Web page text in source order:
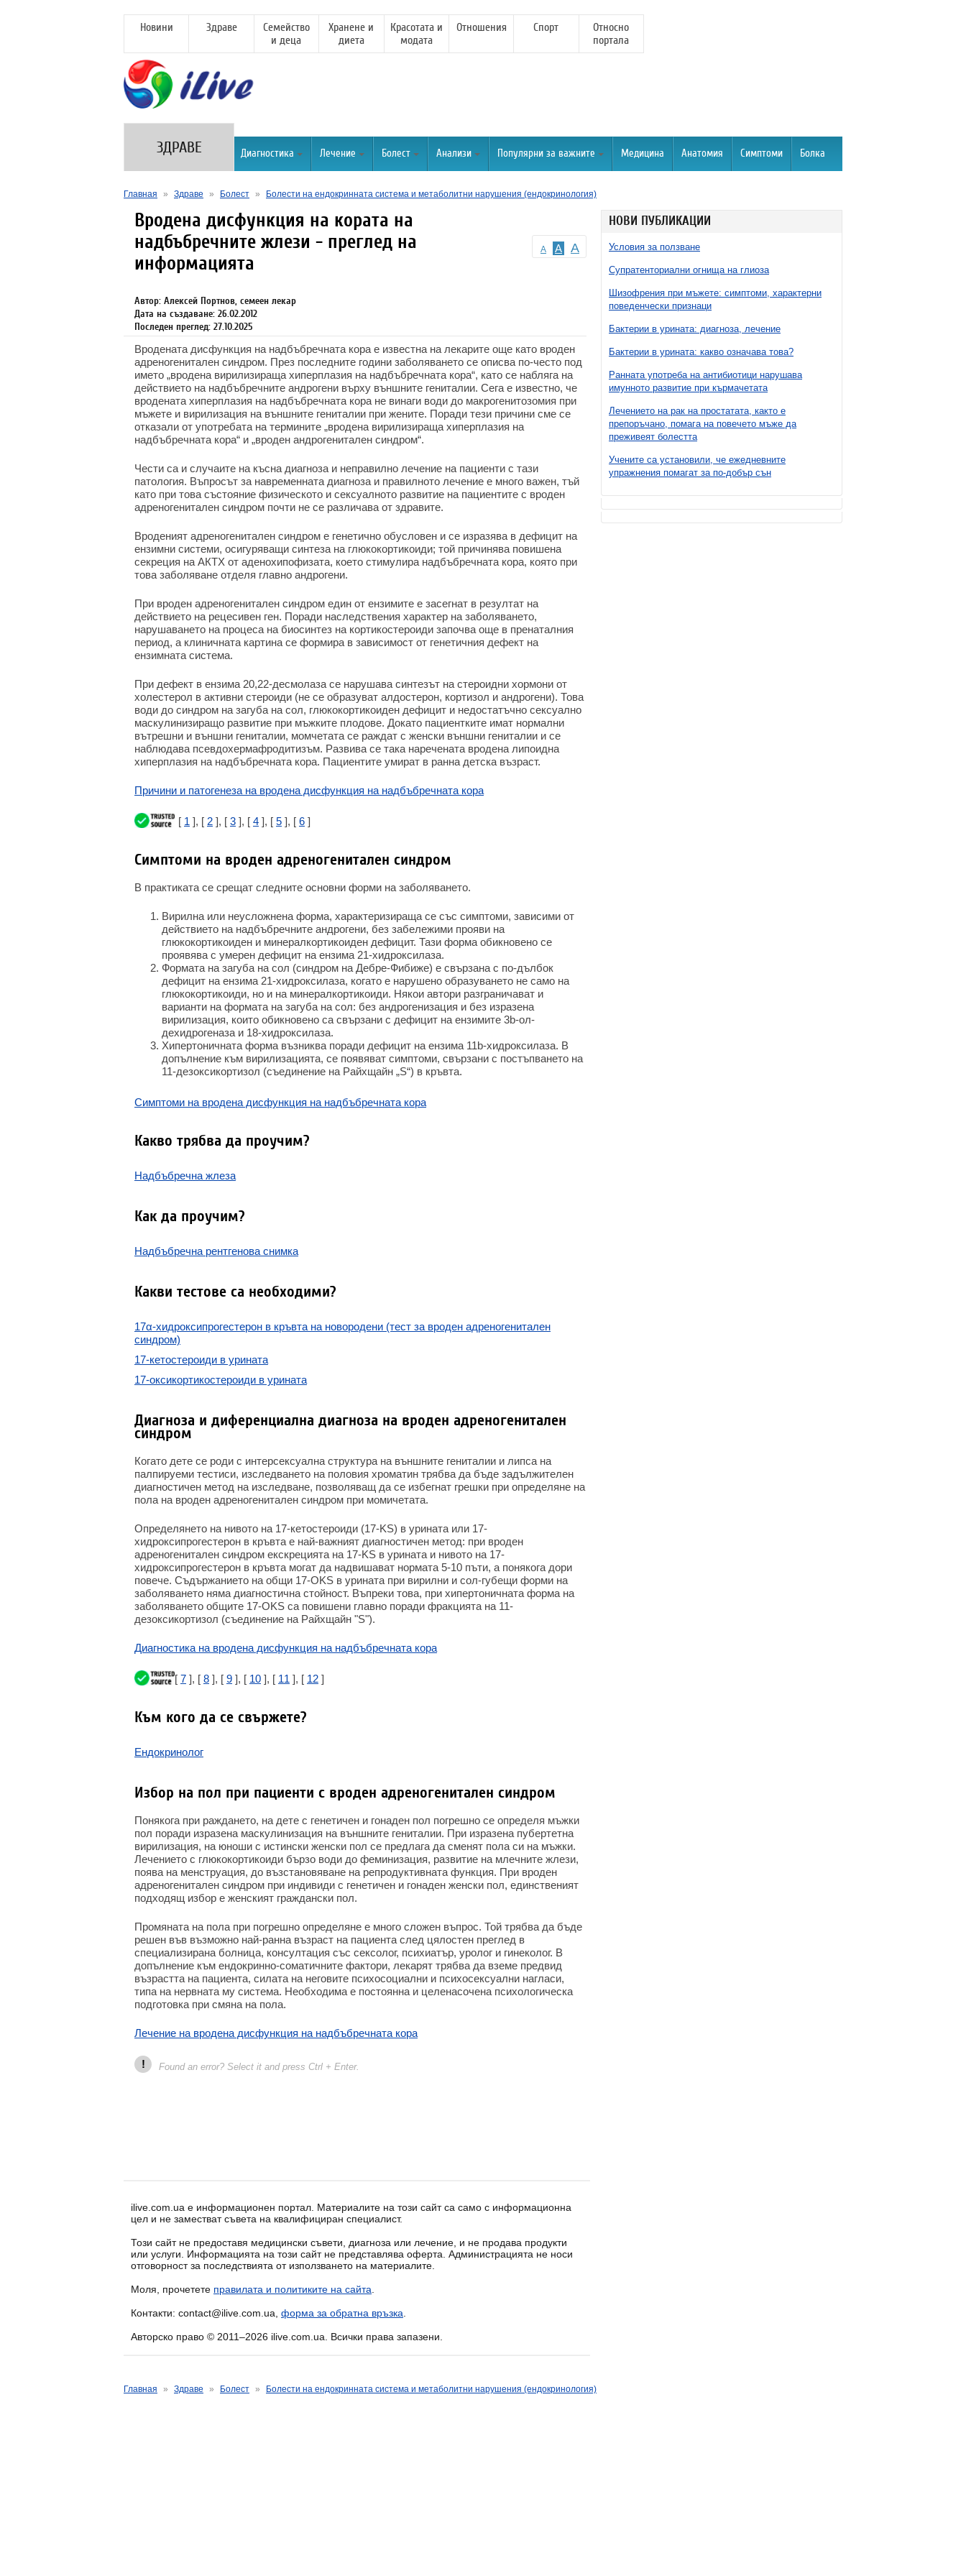
Новини Здраве
Семейство
и деца
Хранене и
диета
Красотата и
модата
Отношения Спорт
Относно
портала
ЗДРАВЕ Диагностика Лечение Болест Анализи Популярни за важните Медицина Анатомия Симптоми Болка
Главная » Здраве » Болест » Болести на ендокринната система и метаболитни нарушения (ендокринология)
НОВИ ПУБЛИКАЦИИ
Условия за ползване
Супратенториални огнища на глиоза
Шизофрения при мъжете: симптоми, характерни
поведенчески признаци
Бактерии в урината: диагноза, лечение
Бактерии в урината: какво означава това?
Ранната употреба на антибиотици нарушава
имунното развитие при кърмачетата
Лечението на рак на простатата, както е
препоръчано, помага на повечето мъже да
преживеят болестта
Учените са установили, че ежедневните
упражнения помагат за по-добър сън
A A A
Вродена дисфункция на кората на
надбъбречните жлези - преглед на
информацията
Автор: Алексей Портнов, семеен лекар
Дата на създаване: 26.02.2012
Последен преглед: 27.10.2025
Вродената дисфункция на надбъбречната кора е известна на лекарите още като вроден
адреногенитален синдром. През последните години заболяването се описва по-често под
името „вродена вирилизираща хиперплазия на надбъбречната кора“, като се набляга на
действието на надбъбречните андрогени върху външните гениталии. Сега е известно, че
вродената хиперплазия на надбъбречната кора не винаги води до макрогенитозомия при
мъжете и вирилизация на външните гениталии при жените. Поради тези причини сме се
отказали от употребата на термините „вродена вирилизираща хиперплазия на
надбъбречната кора“ и „вроден андрогенитален синдром“.
Чести са и случаите на късна диагноза и неправилно лечение на пациенти с тази
патология. Въпросът за навременната диагноза и правилното лечение е много важен, тъй
като при това състояние физическото и сексуалното развитие на пациентите с вроден
адреногенитален синдром почти не се различава от здравите.
Вроденият адреногенитален синдром е генетично обусловен и се изразява в дефицит на
ензимни системи, осигуряващи синтеза на глюкокортикоиди; той причинява повишена
секреция на АКТХ от аденохипофизата, което стимулира надбъбречната кора, която при
това заболяване отделя главно андрогени.
При вроден адреногенитален синдром един от ензимите е засегнат в резултат на
действието на рецесивен ген. Поради наследствения характер на заболяването,
нарушаването на процеса на биосинтез на кортикостероиди започва още в пренаталния
период, а клиничната картина се формира в зависимост от генетичния дефект на
ензимната система.
При дефект в ензима 20,22-десмолаза се нарушава синтезът на стероидни хормони от
холестерол в активни стероиди (не се образуват алдостерон, кортизол и андрогени). Това
води до синдром на загуба на сол, глюкокортикоиден дефицит и недостатъчно сексуално
маскулинизиращо развитие при мъжките плодове. Докато пациентките имат нормални
вътрешни и външни гениталии, момчетата се раждат с женски външни гениталии и се
наблюдава псевдохермафродитизъм. Развива се така наречената вродена липоидна
хиперплазия на надбъбречната кора. Пациентите умират в ранна детска възраст.
Причини и патогенеза на вродена дисфункция на надбъбречната кора
[ 1 ], [ 2 ], [ 3 ], [ 4 ], [ 5 ], [ 6 ]
Симптоми на вроден адреногенитален синдром
В практиката се срещат следните основни форми на заболяването.
Вирилна или неусложнена форма, характеризираща се със симптоми, зависими от
действието на надбъбречните андрогени, без забележими прояви на
глюкокортикоиден и минералкортикоиден дефицит. Тази форма обикновено се
проявява с умерен дефицит на ензима 21-хидроксилаза.
Формата на загуба на сол (синдром на Дебре-Фибиже) е свързана с по-дълбок
дефицит на ензима 21-хидроксилаза, когато е нарушено образуването не само на
глюкокортикоиди, но и на минералкортикоиди. Някои автори разграничават и
варианти на формата на загуба на сол: без андрогенизация и без изразена
вирилизация, които обикновено са свързани с дефицит на ензимите 3b-ол-
дехидрогеназа и 18-хидроксилаза.
Хипертоничната форма възниква поради дефицит на ензима 11b-хидроксилаза. В
допълнение към вирилизацията, се появяват симптоми, свързани с постъпването на
11-дезоксикортизол (съединение на Райхщайн „S“) в кръвта.
Симптоми на вродена дисфункция на надбъбречната кора
Какво трябва да проучим?
Надбъбречна жлеза
Как да проучим?
Надбъбречна рентгенова снимка
Какви тестове са необходими?
17α-хидроксипрогестерон в кръвта на новородени (тест за вроден адреногенитален
синдром)
17-кетостероиди в урината
17-оксикортикостероиди в урината
Диагноза и диференциална диагноза на вроден адреногенитален
синдром
Когато дете се роди с интерсексуална структура на външните гениталии и липса на
палпируеми тестиси, изследването на половия хроматин трябва да бъде задължителен
диагностичен метод на изследване, позволяващ да се избегнат грешки при определяне на
пола на вроден адреногенитален синдром при момичетата.
Определянето на нивото на 17-кетостероиди (17-KS) в урината или 17-
хидроксипрогестерон в кръвта е най-важният диагностичен метод: при вроден
адреногенитален синдром екскрецията на 17-KS в урината и нивото на 17-
хидроксипрогестерон в кръвта могат да надвишават нормата 5-10 пъти, а понякога дори
повече. Съдържанието на общи 17-OKS в урината при вирилни и сол-губещи форми на
заболяването няма диагностична стойност. Въпреки това, при хипертоничната форма на
заболяването общите 17-OKS са повишени главно поради фракцията на 11-
дезоксикортизол (съединение на Райхщайн "S").
Диагностика на вродена дисфункция на надбъбречната кора
[ 7 ], [ 8 ], [ 9 ], [ 10 ], [ 11 ], [ 12 ]
Към кого да се свържете?
Ендокринолог
Избор на пол при пациенти с вроден адреногенитален синдром
Понякога при раждането, на дете с генетичен и гонаден пол погрешно се определя мъжки
пол поради изразена маскулинизация на външните гениталии. При изразена пубертетна
вирилизация, на юноши с истински женски пол се предлага да сменят пола си на мъжки.
Лечението с глюкокортикоиди бързо води до феминизация, развитие на млечните жлези,
поява на менструация, до възстановяване на репродуктивната функция. При вроден
адреногенитален синдром при индивиди с генетичен и гонаден женски пол, единственият
подходящ избор е женският граждански пол.
Промяната на пола при погрешно определяне е много сложен въпрос. Той трябва да бъде
решен във възможно най-ранна възраст на пациента след цялостен преглед в
специализирана болница, консултация със сексолог, психиатър, уролог и гинеколог. В
допълнение към ендокринно-соматичните фактори, лекарят трябва да вземе предвид
възрастта на пациента, силата на неговите психосоциални и психосексуални нагласи,
типа на нервната му система. Необходима е постоянна и целенасочена психологическа
подготовка при смяна на пола.
Лечение на вродена дисфункция на надбъбречната кора
! Found an error? Select it and press Ctrl + Enter.
ilive.com.ua е информационен портал. Материалите на този сайт са само с информационна
цел и не заместват съвета на квалифициран специалист.
Този сайт не предоставя медицински съвети, диагноза или лечение, и не продава продукти
или услуги. Информацията на този сайт не представлява оферта. Администрацията не носи
отговорност за последствията от използването на материалите.
Моля, прочетете правилата и политиките на сайта
Контакти: contact@ilive.com.ua, форма за обратна връзка
Авторско право © 2011–2026 ilive.com.ua. Всички права запазени.
Главная » Здраве » Болест » Болести на ендокринната система и метаболитни нарушения (ендокринология)